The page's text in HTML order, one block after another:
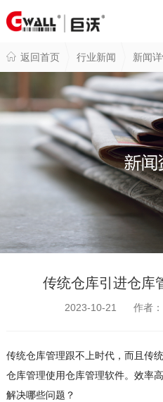
返回首页 行业新闻 新闻
传统仓库引进仓库
2023-10-21 作者
传统仓库管理跟不上时代，而且传
仓库管理使用仓库管理软件。效率
解决哪些问题？